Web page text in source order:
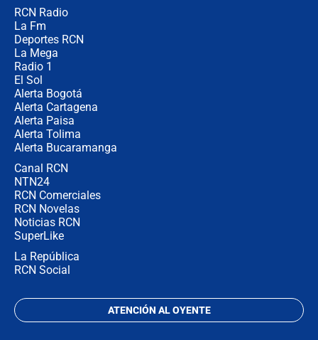
RCN Radio
La Fm
Deportes RCN
La Mega
Radio 1
El Sol
Alerta Bogotá
Alerta Cartagena
Alerta Paisa
Alerta Tolima
Alerta Bucaramanga
Canal RCN
NTN24
RCN Comerciales
RCN Novelas
Noticias RCN
SuperLike
La República
RCN Social
ATENCIÓN AL OYENTE